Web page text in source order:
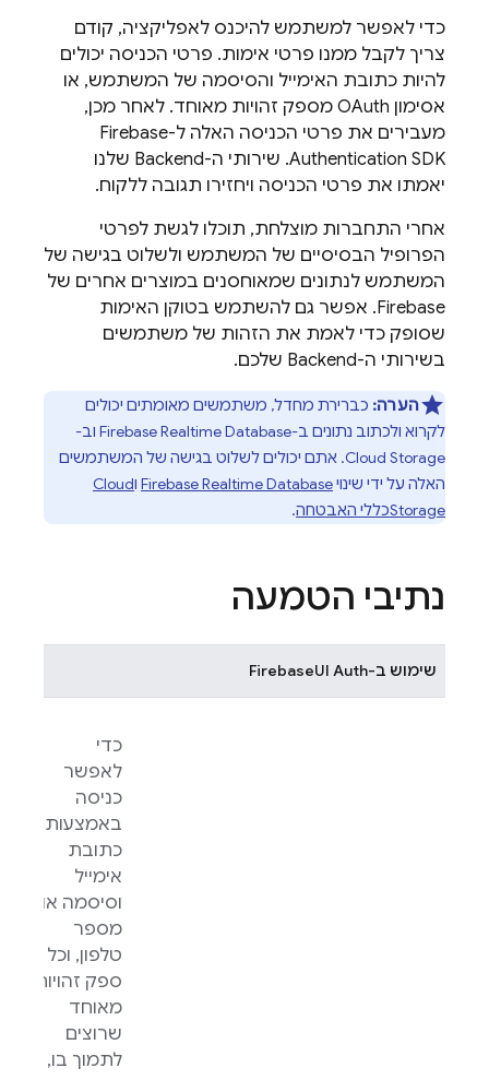
כדי לאפשר למשתמש להיכנס לאפליקציה, קודם
צריך לקבל ממנו פרטי אימות. פרטי הכניסה יכולים
להיות כתובת האימייל והסיסמה של המשתמש, או
אסימון OAuth מספק זהויות מאוחד. לאחר מכן,
מעבירים את פרטי הכניסה האלה ל-Firebase
Authentication
SDK. שירותי ה-Backend שלנו
יאמתו את פרטי הכניסה ויחזירו תגובה ללקוח.
אחרי התחברות מוצלחת, תוכלו לגשת לפרטי
הפרופיל הבסיסיים של המשתמש ולשלוט בגישה של
המשתמש לנתונים שמאוחסנים במוצרים אחרים של
Firebase. אפשר גם להשתמש בטוקן האימות
שסופק כדי לאמת את הזהות של משתמשים
בשירותי ה-Backend שלכם.
הערה:כברירת מחדל, משתמשים מאומתים יכולים
לקרוא ולכתוב נתונים ב-Firebase Realtime Databaseוב-
Cloud Storage. אתם יכולים לשלוט בגישה של המשתמשים
האלה על ידי שינויFirebase Realtime Databaseו Cloud
Storageכללי האבטחה.
נתיבי הטמעה
שימוש ב- FirebaseUI Auth
כדי
לאפשר
כניסה
באמצעות
כתובת
אימייל
וסיסמה או
מספר
טלפון, וכל
ספק זהויות
מאוחד
שרוצים
לתמוך בו,